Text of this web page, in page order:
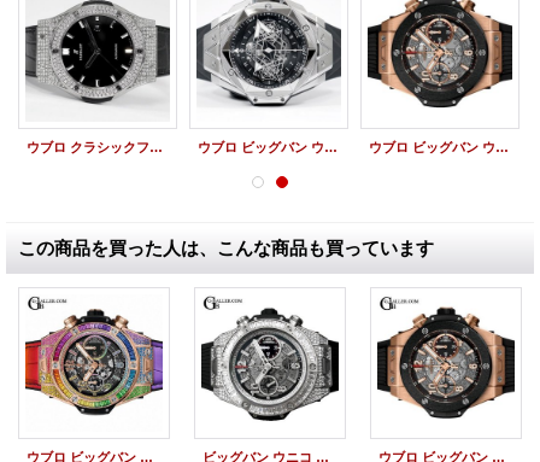
ウブロ クラシックフュージョンダイヤ HUBLOT時計 ウブロ ビッグバン ウニコ サンブルー 2 チタニウム 世界限定200本 418.NX.1107.RX.MXM19 新品 ウブロ ビッグバン ウニコ キングゴールド セラミック 42mm 441.om.1180.rx 新品
この商品を買った人は、こんな商品も買っています
ウブロ ビッグバン ウニコ キングゴールド レインボー 45mm 411.OX.9910.LR.0999 新品 ビッグバン ウニコ ジュエリー 411.NX.1170.RX HUBLOT時計 ウブロ ビッグバン ウニコ キングゴールド セラミック 42mm 441.om.1180.rx 新品